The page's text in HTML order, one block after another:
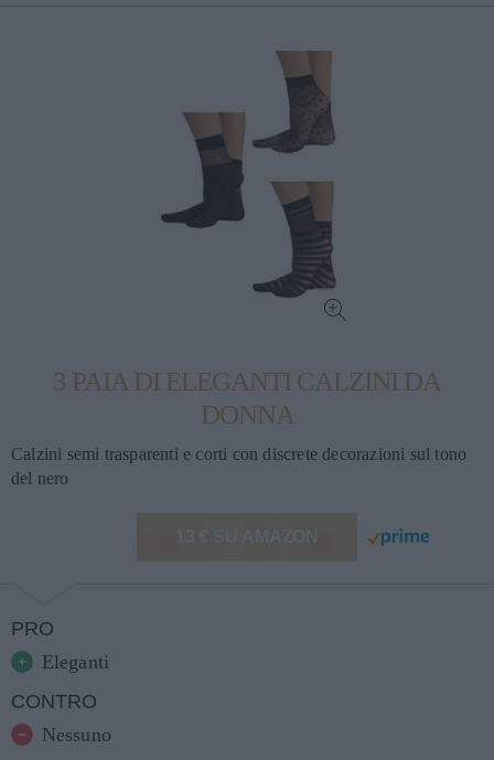
3 PAIA DI ELEGANTI CALZINI DA
DONNA
Calzini semi trasparenti e corti con discrete decorazioni sul tono
del nero
13 € SU AMAZON
PRO
Eleganti
CONTRO
Nessuno